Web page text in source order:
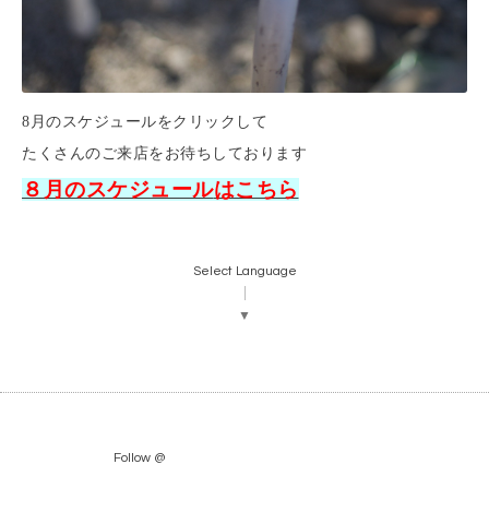
8月のスケジュールをクリックして
たくさんのご来店をお待ちしております
８月のスケジュールはこちら
Select Language
▼
Follow @